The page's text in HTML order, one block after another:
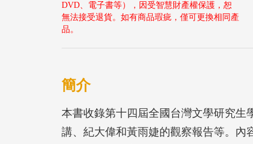
DVD、電子書等），因受智慧財產權保護，恕
無法接受退貨。如有商品瑕疵，僅可更換相同產
品。
簡介
本書收錄第十四屆全國台灣文學研究生
講、紀大偉和黃雨婕的觀察報告等。內